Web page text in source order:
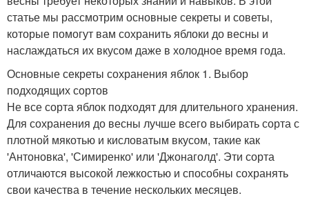
статье мы рассмотрим основные секреты и советы,
которые помогут вам сохранить яблоки до весны и
наслаждаться их вкусом даже в холодное время года.
Основные секреты сохранения яблок 1. Выбор
подходящих сортов
Не все сорта яблок подходят для длительного хранения.
Для сохранения до весны лучше всего выбирать сорта с
плотной мякотью и кисловатым вкусом, такие как
'Антоновка', 'Симиренко' или 'Джонаголд'. Эти сорта
отличаются высокой лежкостью и способны сохранять
свои качества в течение нескольких месяцев.